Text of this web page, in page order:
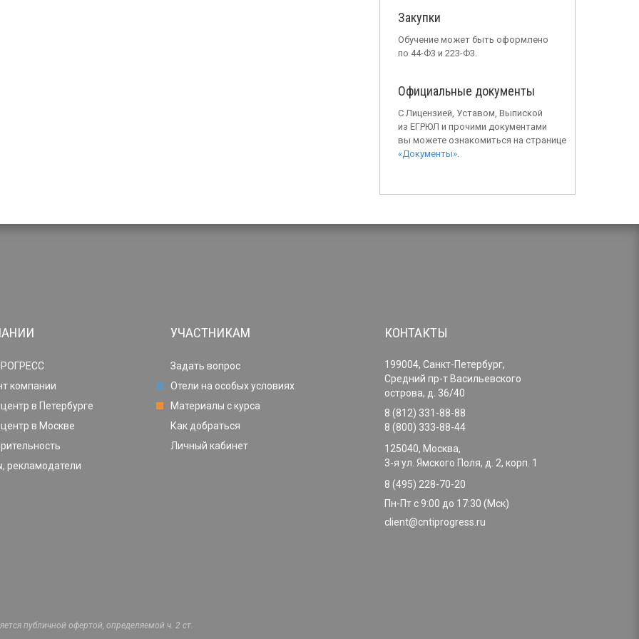
Закупки
Обучение может быть оформлено
по 44-Ф3 и 223-Ф3.
Официальные документы
С Лицензией, Уставом, Выпиской
из ЕГРЮЛ и прочими документами
вы можете ознакомиться на странице
«Документы».
компании
в Петербурге
в Москве
рекламодатели
УЧАСТНИКАМ
Задать вопрос
Отели на особых условиях
Материалы с курса
Как добраться
Личный кабинет
КОНТАКТЫ
199004, Санкт-Петербург,
Средний пр-т Васильевского
острова, д. 36/40
8 (812) 331-88-88
8 (800) 333-88-44
125040, Москва,
3-я ул. Ямского Поля, д. 2, корп. 1
8 (495) 228-70-20
Пн-Пт с 9:00 до 17:30 (Мск)
client@cntiprogress.ru
публичной офертой, определяемой ч. 2 ст.